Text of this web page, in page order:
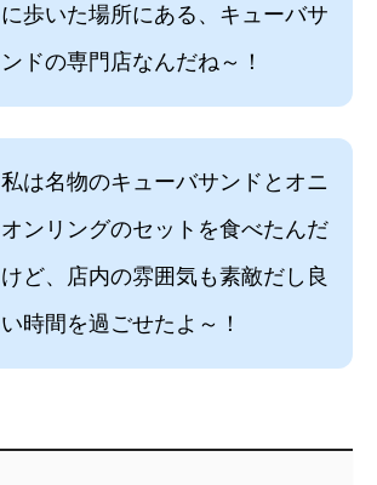
に歩いた場所にある、キューバサ
ンドの専門店なんだね～！
私は名物のキューバサンドとオニ
オンリングのセットを食べたんだ
けど、店内の雰囲気も素敵だし良
い時間を過ごせたよ～！